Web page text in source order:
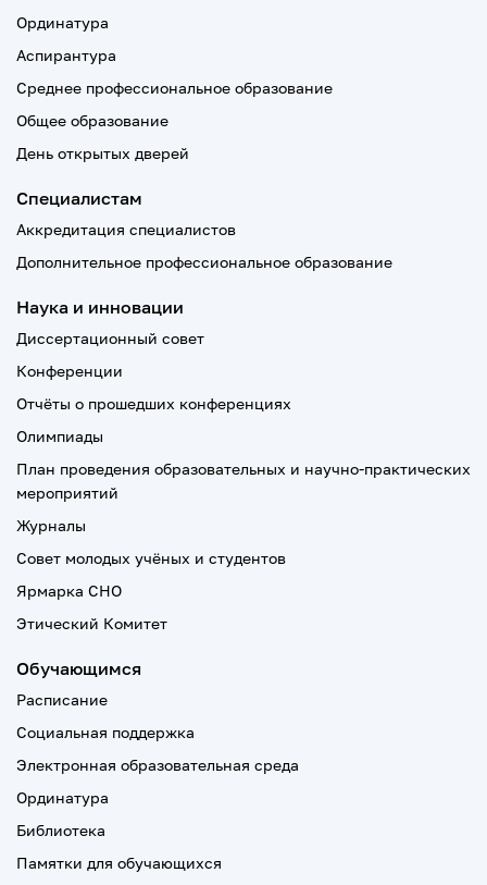
Ординатура
Аспирантура
Среднее профессиональное образование
Общее образование
День открытых дверей
Специалистам
Аккредитация специалистов
Дополнительное профессиональное образование
Наука и инновации
Диссертационный совет
Конференции
Отчёты о прошедших конференциях
Олимпиады
План проведения образовательных и научно-практических
мероприятий
Журналы
Совет молодых учёных и студентов
Ярмарка СНО
Этический Комитет
Обучающимся
Расписание
Социальная поддержка
Электронная образовательная среда
Ординатура
Библиотека
Памятки для обучающихся